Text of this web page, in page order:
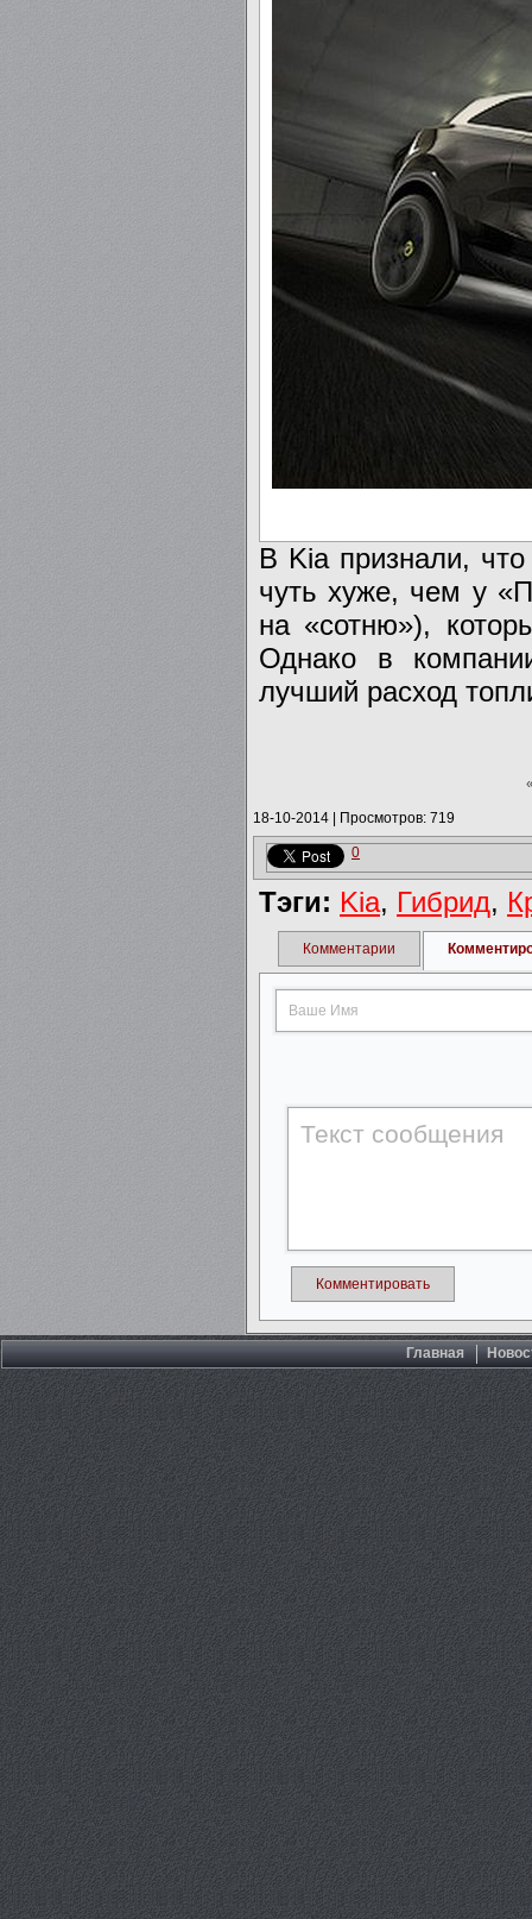
В Kia признали, что
чуть хуже, чем у
на «сотню»),
Однако в
лучший расход
18-10-2014 Просмотров: 719
0
Тэги: Kia, Гибрид,
Комментарии
Комментировать
Главная